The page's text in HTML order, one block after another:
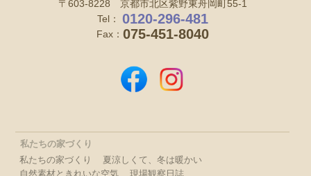
〒603-8228 京都市北区紫野東舟岡町55-1
Tel：
0120-296-481
Fax： 075-451-8040
私たちの家づくり
私たちの家づくり
夏涼しくて、冬は暖かい
自然素材ときれいな空気
現場観察日誌